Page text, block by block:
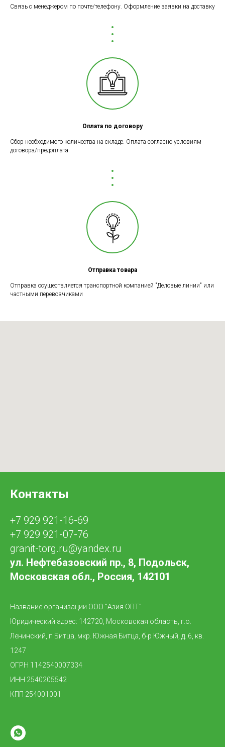
Связь с менеджером по почте/телефону. Оформление заявки на доставку
Оплата по договору
Сбор необходимого количества на складе. Оплата согласно условиям
договора/предоплата
Отправка товара
Отправка осуществляется транспортной компанией "Деловые линии" или
частными перевозчиками
Контакты
+7 929 921-16-69
+7 929 921-07-76
granit-torg.ru@yandex.ru
ул. Нефтебазовский пр., 8, Подольск,
Московская обл., Россия, 142101
Название организации ООО "Азия ОПТ"
Юридический адрес: 142720, Московская область, г.о.
Ленинский, п Битца, мкр. Южная Битца, б-р Южный, д. 6, кв.
1247
ОГРН 1142540007334
ИНН 2540205542
КПП 254001001